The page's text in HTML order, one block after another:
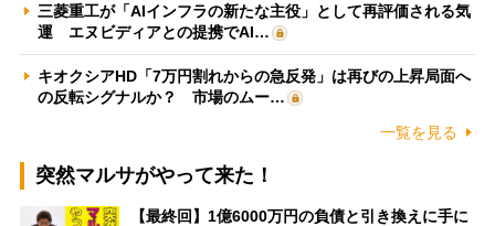
三菱重工が「AIインフラの新たな主役」として再評価される気
運 エヌビディアとの提携でAI…
キオクシアHD「7万円割れからの急反発」は再びの上昇局面へ
の反転シグナルか？ 市場のムー…
一覧を見る
突然マルサがやって来た！
【最終回】1億6000万円の負債と引き換えに手に